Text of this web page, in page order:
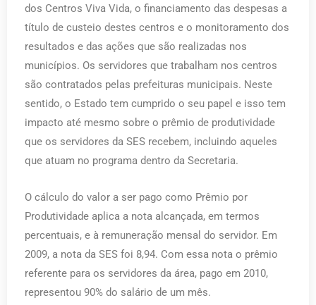
dos Centros Viva Vida, o financiamento das despesas a
título de custeio destes centros e o monitoramento dos
resultados e das ações que são realizadas nos
municípios. Os servidores que trabalham nos centros
são contratados pelas prefeituras municipais. Neste
sentido, o Estado tem cumprido o seu papel e isso tem
impacto até mesmo sobre o prêmio de produtividade
que os servidores da SES recebem, incluindo aqueles
que atuam no programa dentro da Secretaria.
O cálculo do valor a ser pago como Prêmio por
Produtividade aplica a nota alcançada, em termos
percentuais, e à remuneração mensal do servidor. Em
2009, a nota da SES foi 8,94. Com essa nota o prêmio
referente para os servidores da área, pago em 2010,
representou 90% do salário de um mês.